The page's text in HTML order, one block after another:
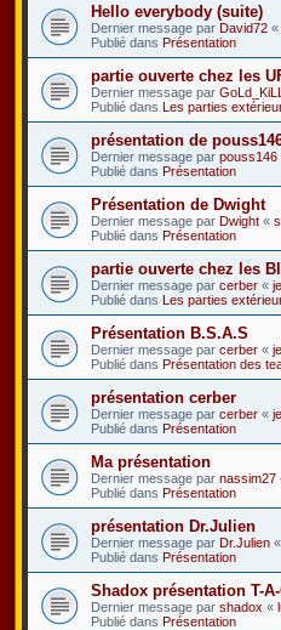
Hello everybody (suite)
Dernier message par David72 «
Publié dans Présentation
partie ouverte chez les
Dernier message par
Publié dans Les parties
présentation de
Dernier message par pouss146
Publié dans Présentation
Présentation de Dwight
Dernier message par Dwight «
Publié dans Présentation
partie ouverte chez les
Dernier message par cerber «
Publié dans Les parties
Présentation B.S.A.S
Dernier message par cerber «
Publié dans Présentation des
présentation cerber
Dernier message par cerber «
Publié dans Présentation
Ma présentation
Dernier message par nassim27
Publié dans Présentation
présentation Dr.Julien
Dernier message par Dr.Julien «
Publié dans Présentation
Shadox présentation T-
Dernier message par shadox «
Publié dans Présentation